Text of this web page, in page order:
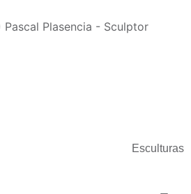
Esculturas